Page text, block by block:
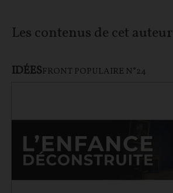
Les contenus de cet auteur
IDÉESFRONT POPULAIRE N°24